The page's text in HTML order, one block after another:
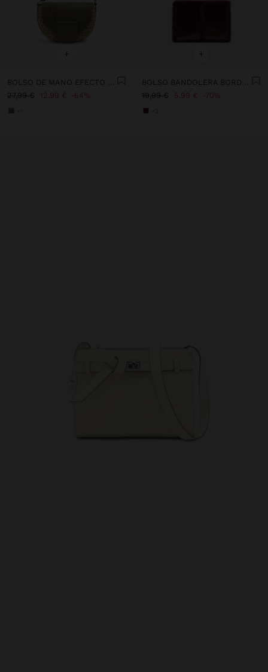
+
BOLSO DE MANO EFECTO RAFIA CON SOLAPA Y BANDOLERA
27,99 €
12,99 € 54%
+
BOLSO BANDOLERA BORDES EFECTO PELO
19,99 €
5,99 € 70%